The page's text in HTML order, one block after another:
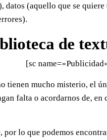
datos (aquello que se
de
[sc
tienen mucho misterio, el
falta o acordarnos de,
lo que podemos